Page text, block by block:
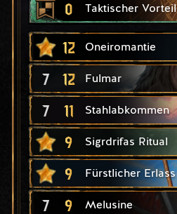
0 Taktischer Vorteil
12 Oneiromantie
7 12 Fulmar
7 11 Stahlabkommen
9 Sigrdrifas Ritual
9 Fürstlicher Erlass
7 9 Melusine